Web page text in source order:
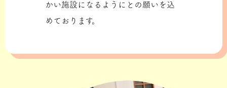
かい施設になるようにとの願いを込
めております。